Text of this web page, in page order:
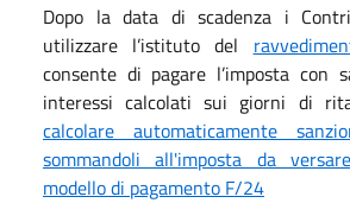
Dopo la data di scadenza i
utilizzare l’istituto del
consente di pagare l’imposta con
interessi calcolati sui giorni di
calcolare automaticamente
sommandoli all'imposta da
modello di pagamento F/24